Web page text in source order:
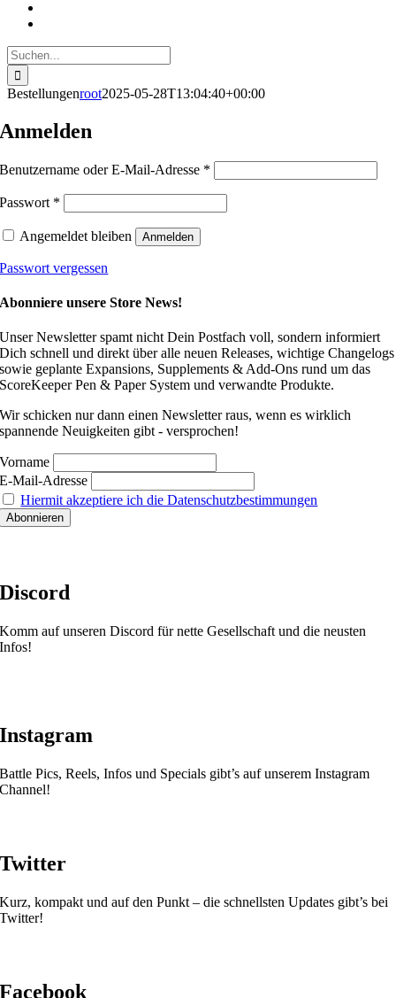
Suche
nach:
Bestellungenroot2025-05-28T13:04:40+00:00
Anmelden
Benutzername oder E-Mail-Adresse *
Passwort *
Angemeldet bleiben Anmelden
Passwort vergessen
Abonniere unsere Store News!
Unser Newsletter spamt nicht Dein Postfach voll, sondern informiert
Dich schnell und direkt über alle neuen Releases, wichtige Changelogs
sowie geplante Expansions, Supplements & Add-Ons rund um das
ScoreKeeper Pen & Paper System und verwandte Produkte.
Wir schicken nur dann einen Newsletter raus, wenn es wirklich
spannende Neuigkeiten gibt - versprochen!
Vorname
E-Mail-Adresse
Hiermit akzeptiere ich die Datenschutzbestimmungen
Discord
Komm auf unseren Discord für nette Gesellschaft und die neusten
Infos!
Instagram
Battle Pics, Reels, Infos und Specials gibt’s auf unserem Instagram
Channel!
Twitter
Kurz, kompakt und auf den Punkt – die schnellsten Updates gibt’s bei
Twitter!
Facebook